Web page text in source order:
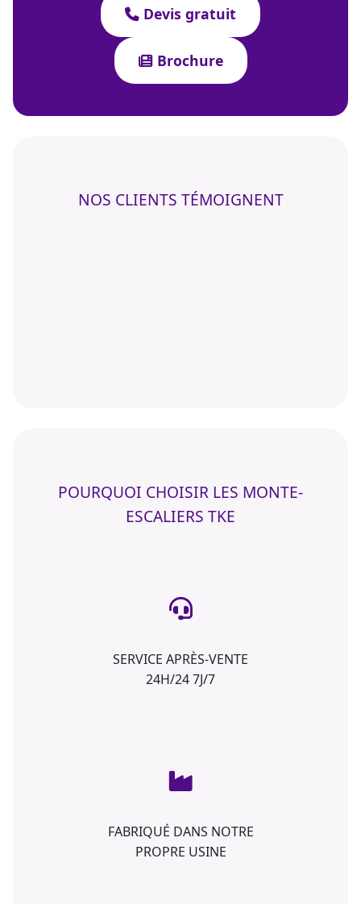
Devis gratuit
Brochure
NOS CLIENTS TÉMOIGNENT
POURQUOI CHOISIR LES MONTE-
ESCALIERS TKE
SERVICE APRÈS-VENTE
24H/24 7J/7
FABRIQUÉ DANS NOTRE
PROPRE USINE